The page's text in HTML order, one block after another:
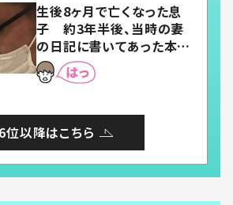
生後8ヶ月で亡くなった息
子 約3年半後、当時の妻
の日記に書いてあった本音
とは
6位以降はこちら